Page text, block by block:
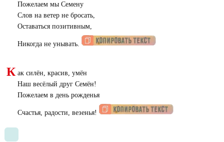
Пожелаем мы Семену
Слов на ветер не бросать,
Оставаться позитивным,
Никогда не унывать.
К ак силён, красив, умён
Наш весёлый друг Семён!
Пожелаем в день рожденья
Счастья, радости, везенья!